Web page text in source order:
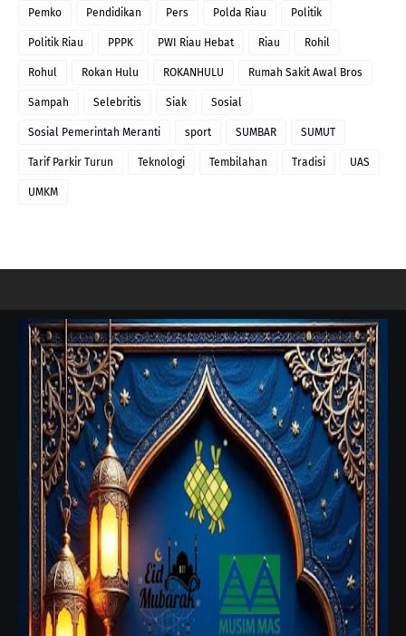
Pemko Pendidikan Pers Polda Riau Politik
Politik Riau PPPK PWI Riau Hebat Riau Rohil
Rohul Rokan Hulu ROKANHULU Rumah Sakit Awal Bros
Sampah Selebritis Siak Sosial
Sosial Pemerintah Meranti sport SUMBAR SUMUT
Tarif Parkir Turun Teknologi Tembilahan Tradisi UAS
UMKM